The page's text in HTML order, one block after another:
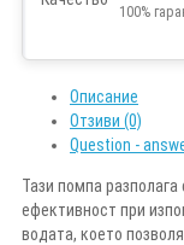
100%
Описание
Отзиви (0)
Question -
Тази помпа
ефективност при
водата, което